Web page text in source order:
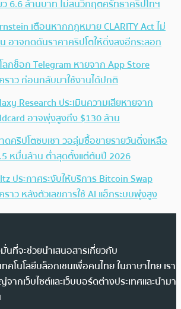
ว 6.6 ล้านบาท ไม่สนวิกฤตศรัทธาคริปโทฯ
เตือนหากกฎหมาย CLARITY Act ไม่
อาจกดดันราคาคริปโตให้ดิ่งลงอีกระลอก
ลกช็อก Telegram หายจาก App Store
ราว ก่อนกลับมาใช้งานได้ปกติ
Research ประเมินความเสียหายจาก
อาจพุ่งสูงถึง $130 ล้าน
ดคริปโตซบเซา วอลุ่มซื้อขายรายวันดิ่งเหลือ
หมื่นล้าน ต่ำสุดตั้งแต่ต้นปี 2026
ประกาศระงับให้บริการ Bitcoin Swap
ราว หลังตัวเลขการใช้ AI แฮ็กระบบพุ่งสูง
นที่จะช่วยนำเสนอสารเกี่ยวกับ
คโนโลยีบล็อกเชนเพื่อคนไทย ในภาษาไทย เรา
ากเว็บไซต์และเว็บบอร์ดต่างประเทศและนำมา